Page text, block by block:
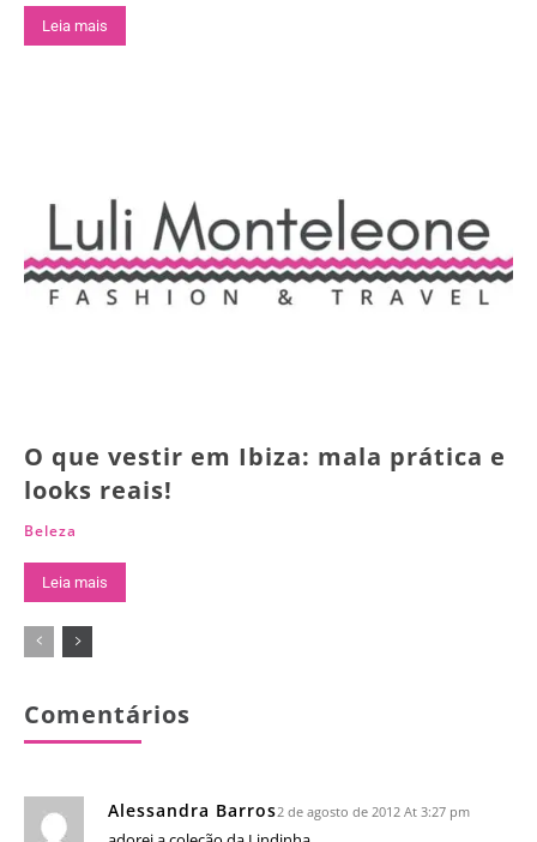
Leia mais
O que vestir em Ibiza: mala prática e
looks reais!
Beleza
Leia mais
Comentários
Alessandra Barros2 de agosto de 2012 At 3:27 pm